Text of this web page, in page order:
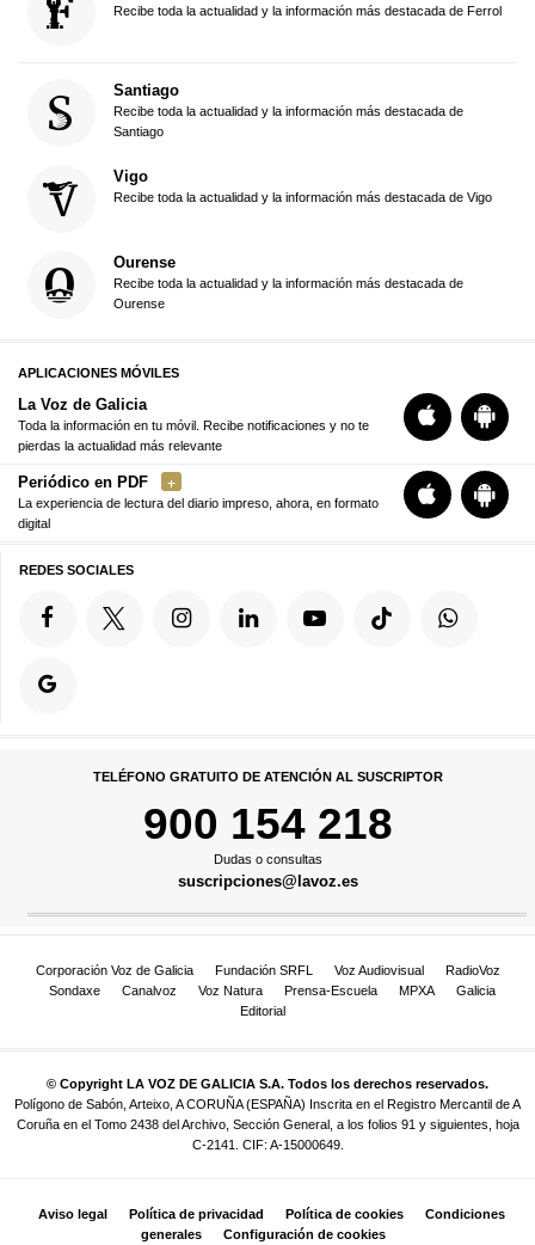
Recibe toda la actualidad y la información más destacada de Ferrol
Santiago
Recibe toda la actualidad y la información más destacada de
Santiago
Vigo
Recibe toda la actualidad y la información más destacada de Vigo
Ourense
Recibe toda la actualidad y la información más destacada de
Ourense
APLICACIONES MÓVILES
La Voz de Galicia
Toda la información en tu móvil. Recibe notificaciones y no te
pierdas la actualidad más relevante
Periódico en PDF
La experiencia de lectura del diario impreso, ahora, en formato
digital
REDES SOCIALES
TELÉFONO GRATUITO DE ATENCIÓN AL SUSCRIPTOR
900 154 218
Dudas o consultas
suscripciones@lavoz.es
Corporación Voz de Galicia Fundación SRFL Voz Audiovisual
RadioVoz
Sondaxe
Canalvoz Voz Natura Prensa-Escuela MPXA
Galicia
Editorial
© Copyright LA VOZ DE GALICIA S.A. Todos los derechos reservados.
Polígono de Sabón, Arteixo, A CORUÑA (ESPAÑA) Inscrita en el Registro Mercantil de A
Coruña en el Tomo 2438 del Archivo, Sección General, a los folios 91 y siguientes, hoja
C-2141. CIF: A-15000649.
Aviso legal Política de privacidad Política de cookies
Condiciones
generales
Configuración de cookies